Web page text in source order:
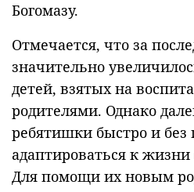
Богомазу.
Отмечается, что за
значительно
детей, взятых на
родителями. Однако
ребятишки быстро и без
адаптироваться к
Для помощи их новым